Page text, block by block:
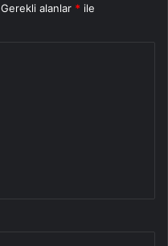
Gerekli alanlar * ile